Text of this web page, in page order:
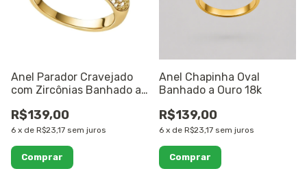
Anel Parador Cravejado
com Zircônias Banhado a
R$139,00
6 x de R$23,17 sem juros
Comprar
Anel Chapinha Oval
Banhado a Ouro 18k
R$139,00
6 x de R$23,17 sem juros
Comprar